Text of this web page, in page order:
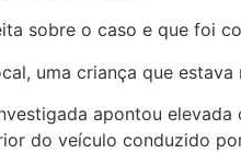
sobre o caso e que foi
uma criança que
apontou
do veículo conduzido